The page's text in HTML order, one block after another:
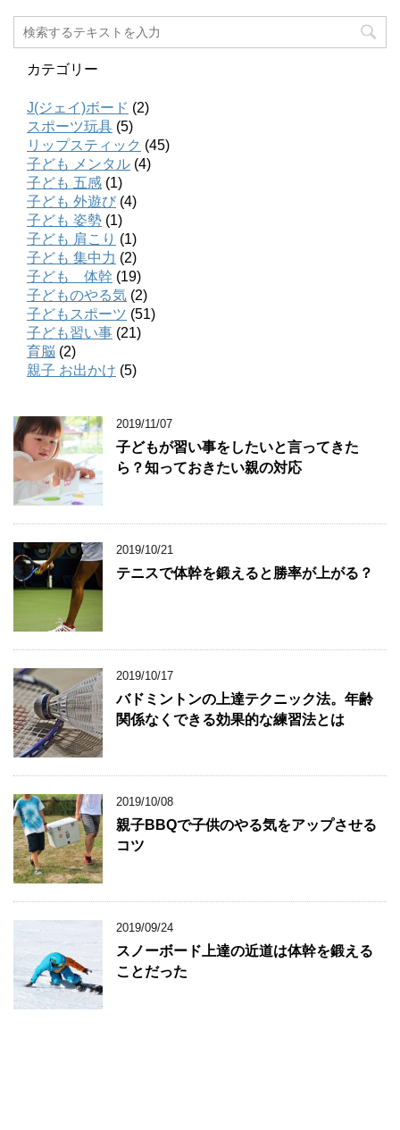
カテゴリー
J(ジェイ)ボード (2)
スポーツ玩具 (5)
リップスティック (45)
子ども メンタル (4)
子ども 五感 (1)
子ども 外遊び (4)
子ども 姿勢 (1)
子ども 肩こり (1)
子ども 集中力 (2)
子ども 体幹 (19)
子どものやる気 (2)
子どもスポーツ (51)
子ども習い事 (21)
育脳 (2)
親子 お出かけ (5)
2019/11/07
子どもが習い事をしたいと言ってきた
ら？知っておきたい親の対応
2019/10/21
テニスで体幹を鍛えると勝率が上がる？
2019/10/17
バドミントンの上達テクニック法。年齢
関係なくできる効果的な練習法とは
2019/10/08
親子BBQで子供のやる気をアップさせる
コツ
2019/09/24
スノーボード上達の近道は体幹を鍛える
ことだった